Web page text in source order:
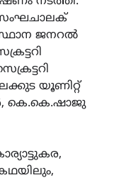
ജനറൽ
യൂണിറ്റ്
കെ.കെ.ഷാജു